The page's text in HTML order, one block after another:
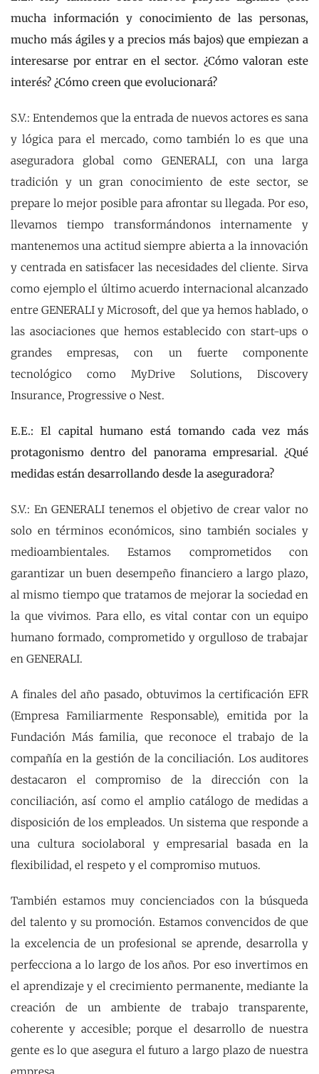
mucha información y conocimiento de las personas,
mucho más ágiles y a precios más bajos) que empiezan a
interesarse por entrar en el sector. ¿Cómo valoran este
interés? ¿Cómo creen que evolucionará?
S.V.: Entendemos que la entrada de nuevos actores es sana
y lógica para el mercado, como también lo es que una
aseguradora global como GENERALI, con una larga
tradición y un gran conocimiento de este sector, se
prepare lo mejor posible para afrontar su llegada. Por eso,
llevamos tiempo transformándonos internamente y
mantenemos una actitud siempre abierta a la innovación
y centrada en satisfacer las necesidades del cliente. Sirva
como ejemplo el último acuerdo internacional alcanzado
entre GENERALI y Microsoft, del que ya hemos hablado, o
las asociaciones que hemos establecido con start-ups o
grandes empresas, con un fuerte componente
tecnológico como MyDrive Solutions, Discovery
Insurance, Progressive o Nest.
E.E.: El capital humano está tomando cada vez más
protagonismo dentro del panorama empresarial. ¿Qué
medidas están desarrollando desde la aseguradora?
S.V.: En GENERALI tenemos el objetivo de crear valor no
solo en términos económicos, sino también sociales y
medioambientales. Estamos comprometidos con
garantizar un buen desempeño financiero a largo plazo,
al mismo tiempo que tratamos de mejorar la sociedad en
la que vivimos. Para ello, es vital contar con un equipo
humano formado, comprometido y orgulloso de trabajar
en GENERALI.
A finales del año pasado, obtuvimos la certificación EFR
(Empresa Familiarmente Responsable), emitida por la
Fundación Más familia, que reconoce el trabajo de la
compañía en la gestión de la conciliación. Los auditores
destacaron el compromiso de la dirección con la
conciliación, así como el amplio catálogo de medidas a
disposición de los empleados. Un sistema que responde a
una cultura sociolaboral y empresarial basada en la
flexibilidad, el respeto y el compromiso mutuos.
También estamos muy concienciados con la búsqueda
del talento y su promoción. Estamos convencidos de que
la excelencia de un profesional se aprende, desarrolla y
perfecciona a lo largo de los años. Por eso invertimos en
el aprendizaje y el crecimiento permanente, mediante la
creación de un ambiente de trabajo transparente,
coherente y accesible; porque el desarrollo de nuestra
gente es lo que asegura el futuro a largo plazo de nuestra
empresa.